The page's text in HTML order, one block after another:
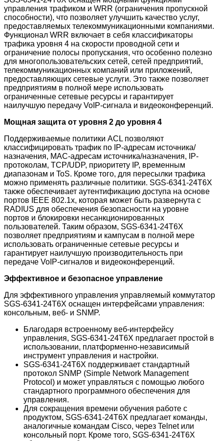
управления трафиком и WRR (ограничения пропускной
способности), что позволяет улучшить качество услуг,
предоставляемых телекоммуникационными компаниями.
Функционал WRR включает в себя классификаторы
трафика уровня 4 на скорости проводной сети и
ограничение полосы пропускания, что особенно полезно
для многопользовательских сетей, сетей предприятий,
телекоммуникационных компаний или приложений,
предоставляющих сетевые услуги. Это также позволяет
предприятиям в полной мере использовать
ограниченные сетевые ресурсы и гарантирует
наилучшую передачу VoIP-сигнала и видеоконференций.
Мощная защита от уровня 2 до уровня 4
Поддерживаемые политики ACL позволяют
классифицировать трафик по IP-адресам источника/
назначения, MAC-адресам источника/назначения, IP-
протоколам, TCP/UDP, приоритету IP, временным
диапазонам и ToS. Кроме того, для пересылки трафика
можно применять различные политики. SGS-6341-24T6X
также обеспечивает аутентификацию доступа на основе
портов IEEE 802.1x, которая может быть развернута с
RADIUS для обеспечения безопасности на уровне
портов и блокировки несанкционированных
пользователей. Таким образом, SGS-6341-24T6X
позволяет предприятиям и кампусам в полной мере
использовать ограниченные сетевые ресурсы и
гарантирует наилучшую производительность при
передаче VoIP-сигналов и видеоконференций.
Эффективное и безопасное управление
Для эффективного управления управляемый коммутатор
SGS-6341-24T6X оснащен интерфейсами управления:
консольным, веб- и SNMP.
Благодаря встроенному веб-интерфейсу
управления, SGS-6341-24T6X предлагает простой в
использовании, платформенно-независимый
инструмент управления и настройки.
SGS-6341-24T6X поддерживает стандартный
протокол SNMP (Simple Network Management
Protocol) и может управляться с помощью любого
стандартного программного обеспечения для
управления.
Для сокращения времени обучения работе с
продуктом, SGS-6341-24T6X предлагает команды,
аналогичные командам Cisco, через Telnet или
консольный порт. Кроме того, SGS-6341-24T6X